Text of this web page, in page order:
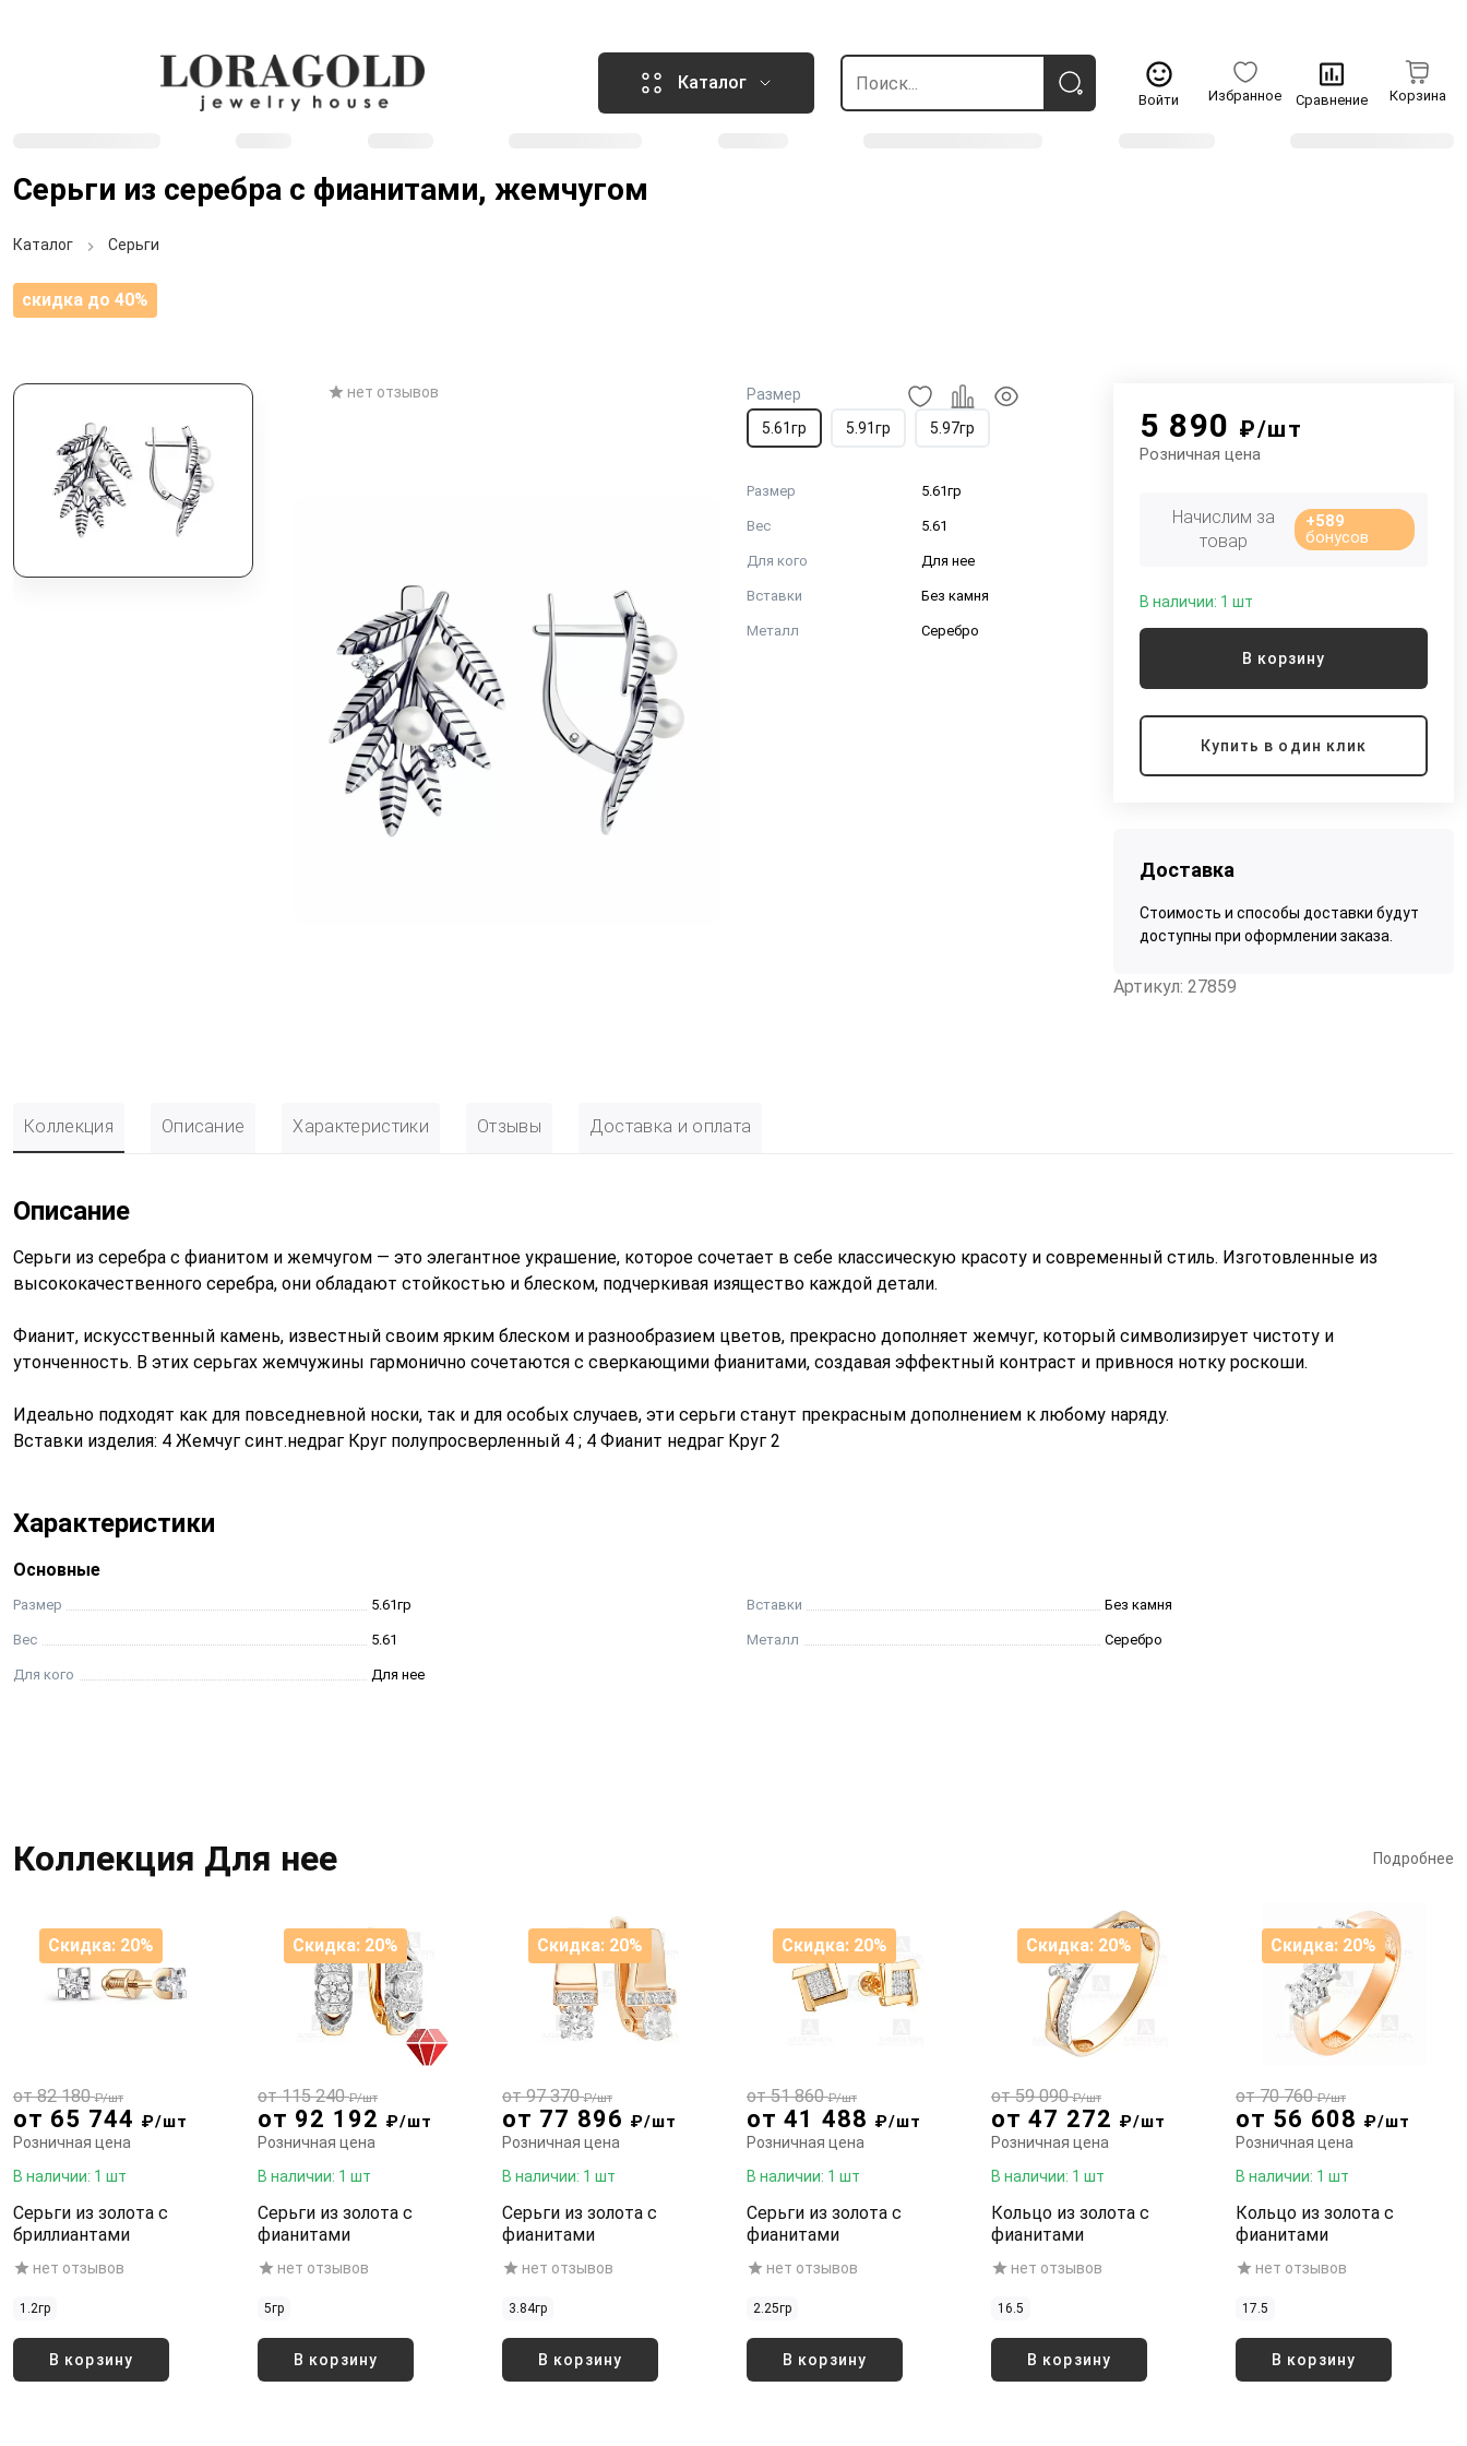
Каталог
Войти Избранное Сравнение Корзина
Серьги из серебра с фианитами, жемчугом
Каталог Серьги
скидка до 40%
нет отзывов
Размер
5.61гр
5.91гр 5.97гр
Размер 5.61гр
Вес 5.61
Для кого Для нее
Вставки Без камня
Металл Серебро
5 890 ₽/шт
Розничная цена
Начислим за
товар
+589
бонусов
В наличии: 1 шт
В корзину
Купить в один клик
Доставка
Стоимость и способы доставки будут
доступны при оформлении заказа.
Артикул: 27859
Коллекция Описание Характеристики Отзывы Доставка и оплата
Описание
Серьги из серебра с фианитом и жемчугом — это элегантное украшение, которое сочетает в себе классическую красоту и современный стиль. Изготовленные из
высококачественного серебра, они обладают стойкостью и блеском, подчеркивая изящество каждой детали.
Фианит, искусственный камень, известный своим ярким блеском и разнообразием цветов, прекрасно дополняет жемчуг, который символизирует чистоту и
утонченность. В этих серьгах жемчужины гармонично сочетаются с сверкающими фианитами, создавая эффектный контраст и привнося нотку роскоши.
Идеально подходят как для повседневной носки, так и для особых случаев, эти серьги станут прекрасным дополнением к любому наряду.
Вставки изделия: 4 Жемчуг синт.недраг Круг полупросверленный 4 ; 4 Фианит недраг Круг 2
Характеристики
Основные
Размер 5.61гр
Вес 5.61
Для кого Для нее
Вставки Без камня
Металл Серебро
Коллекция Для нее Подробнее
от 65 744 ₽/шт
от 82 180₽/шт
Розничная цена
В наличии: 1 шт
Серьги из золота с
бриллиантами
нет отзывов
1.2гр
В корзину
Скидка: 20%
от 92 192 ₽/шт
от 115 240₽/шт
Розничная цена
В наличии: 1 шт
Серьги из золота с
фианитами
нет отзывов
5гр
В корзину
Скидка: 20%
от 77 896 ₽/шт
от 97 370₽/шт
Розничная цена
В наличии: 1 шт
Серьги из золота с
фианитами
нет отзывов
3.84гр
В корзину
Скидка: 20%
от 41 488 ₽/шт
от 51 860₽/шт
Розничная цена
В наличии: 1 шт
Серьги из золота с
фианитами
нет отзывов
2.25гр
В корзину
Скидка: 20%
от 47 272 ₽/шт
от 59 090₽/шт
Розничная цена
В наличии: 1 шт
Кольцо из золота с
фианитами
нет отзывов
16.5
В корзину
Скидка: 20%
от 56 608 ₽/шт
от 70 760₽/шт
Розничная цена
В наличии: 1 шт
Кольцо из золота с
фианитами
нет отзывов
17.5
В корзину
Скидка: 20%